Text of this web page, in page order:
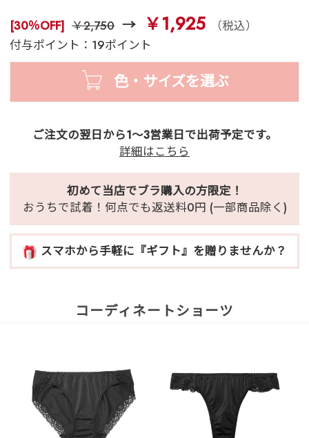
[30％OFF] ￥2,750 ￥1,925
（税込）
付与ポイント：19ポイント
色・サイズを選ぶ
ご注文の翌日から1～3営業日で出荷予定です。
詳細はこちら
初めて当店でブラ購入の方限定！
おうちで試着！何点でも返送料0円 (一部商品除く)
スマホから手軽に『ギフト』を贈りませんか？
コーディネートショーツ